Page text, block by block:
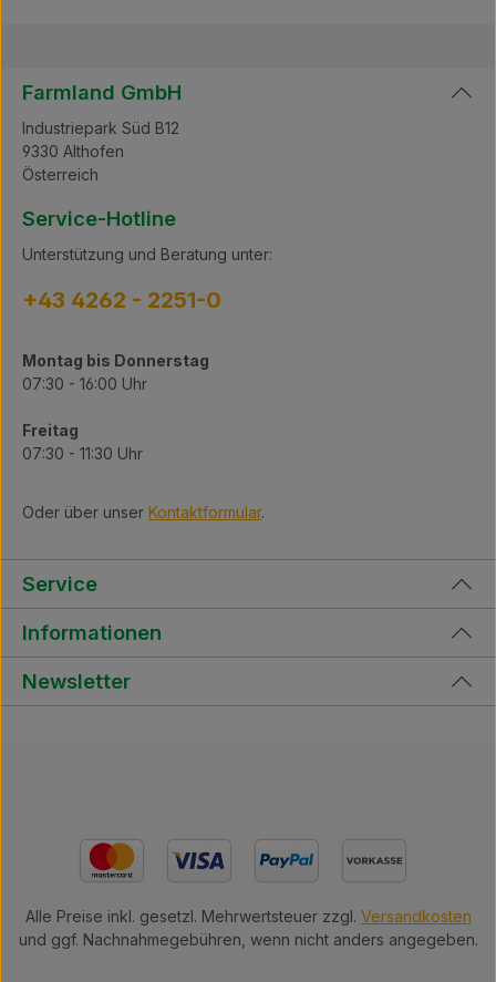
Farmland GmbH
Industriepark Süd B12
9330 Althofen
Österreich
Service-Hotline
Unterstützung und Beratung unter:
+43 4262 - 2251-0
Montag bis Donnerstag
07:30 - 16:00 Uhr
Freitag
07:30 - 11:30 Uhr
Oder über unser Kontaktformular.
Service
Informationen
Newsletter
Alle Preise inkl. gesetzl. Mehrwertsteuer zzgl. Versandkosten
und ggf. Nachnahmegebühren, wenn nicht anders angegeben.